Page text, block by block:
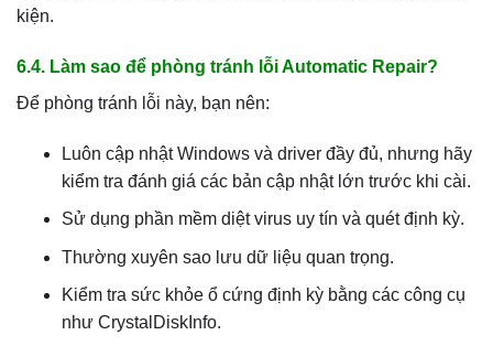
kiện.
6.4. Làm sao để phòng tránh lỗi Automatic Repair?
Để phòng tránh lỗi này, bạn nên:
Luôn cập nhật Windows và driver đầy đủ, nhưng hãy
kiểm tra đánh giá các bản cập nhật lớn trước khi cài.
Sử dụng phần mềm diệt virus uy tín và quét định kỳ.
Thường xuyên sao lưu dữ liệu quan trọng.
Kiểm tra sức khỏe ổ cứng định kỳ bằng các công cụ
như CrystalDiskInfo.